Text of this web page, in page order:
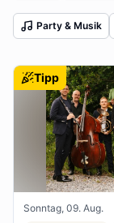
Party & Musik
Tipp
Sonntag, 09. Aug.